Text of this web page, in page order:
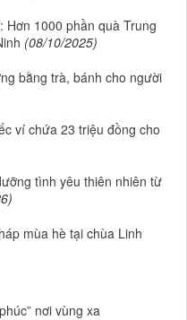
Hơn 1000 phần quà Trung
(08/10/2025)
bằng trà, bánh cho người
ví chứa 23 triệu đồng cho
tình yêu thiên nhiên từ
mùa hè tại chùa Linh
nơi vùng xa